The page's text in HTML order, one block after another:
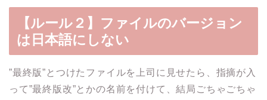
【ルール２】ファイルのバージョン
は日本語にしない
”最終版”とつけたファイルを上司に見せたら、指摘が入
って”最終版改”とかの名前を付けて、結局ごちゃごちゃ